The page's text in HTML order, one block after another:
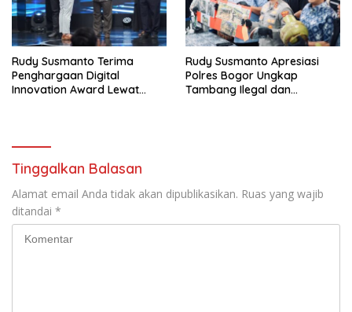
Rudy Susmanto Terima
Penghargaan Digital
Innovation Award Lewat
Rudy Susmanto Apresiasi
Polres Bogor Ungkap
Tambang Ilegal dan
Tinggalkan Balasan
Alamat email Anda tidak akan dipublikasikan. Ruas yang wajib
ditandai *